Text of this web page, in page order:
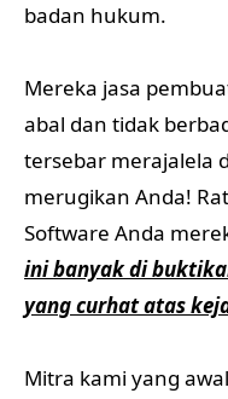
badan hukum.
Mereka jasa
abal dan tidak
tersebar merajalela
merugikan Anda!
Software Anda
ini banyak di
yang curhat atas
Mitra kami yang